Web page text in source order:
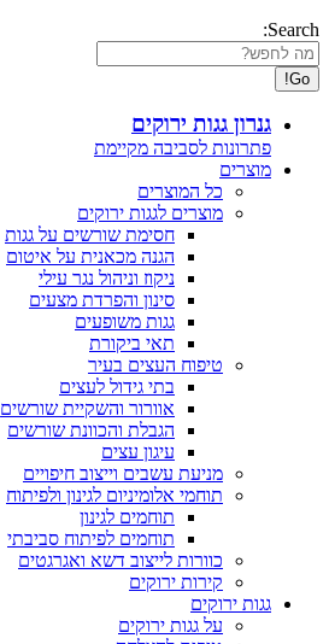
Search:
גנרון גגות ירוקים
פתרונות לסביבה מקיימת
מוצרים
כל המוצרים
מוצרים לגגות ירוקים
חסימת שורשים על גגות
הגנה מכאנית על איטום
ניקוז וניהול נגר עילי
סינון והפרדת מצעים
גגות משופעים
תאי ביקורת
טיפוח העצים בעיר
בתי גידול לעצים
אוורור והשקיית שורשים
הגבלת והכוונת שורשים
עיגון עצים
מניעת עשבים וייצוב חיפויים
תוחמי אלומיניום לגינון ולפיתוח
תוחמים לגינון
תוחמים לפיתוח סביבתי
כוורות לייצוב דשא ואגרגטים
קירות ירוקים
גגות ירוקים
על גגות ירוקים